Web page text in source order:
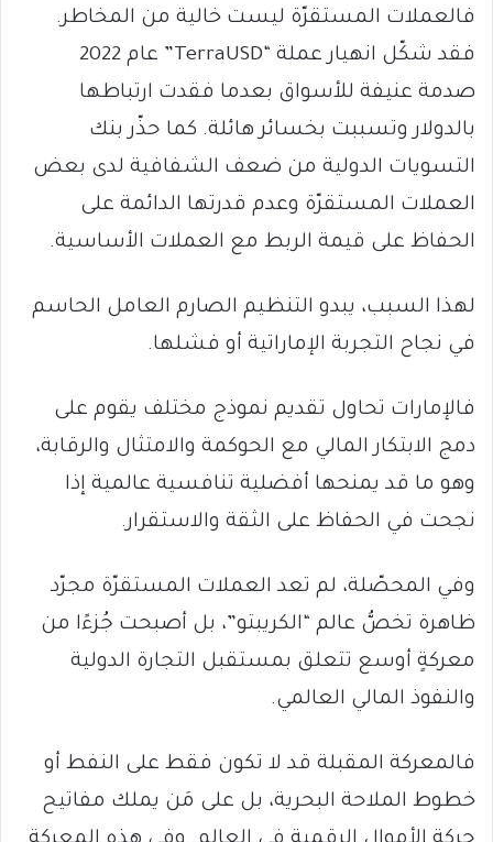
فالعملات المستقرّة ليست خالية من المخاطر.
فقد شكّل انهيار عملة “TerraUSD” عام 2022
صدمة عنيفة للأسواق بعدما فقدت ارتباطها
بالدولار وتسببت بخسائر هائلة. كما حذّر بنك
التسويات الدولية من ضعف الشفافية لدى بعض
العملات المستقرّة وعدم قدرتها الدائمة على
الحفاظ على قيمة الربط مع العملات الأساسية.
لهذا السبب، يبدو التنظيم الصارم العامل الحاسم
في نجاح التجربة الإماراتية أو فشلها.
فالإمارات تحاول تقديم نموذج مختلف يقوم على
دمج الابتكار المالي مع الحوكمة والامتثال والرقابة،
وهو ما قد يمنحها أفضلية تنافسية عالمية إذا
نجحت في الحفاظ على الثقة والاستقرار.
وفي المحصّلة، لم تعد العملات المستقرّة مجرّد
ظاهرة تخصُّ عالم “الكريبتو”، بل أصبحت جُزءًا من
معركةٍ أوسع تتعلق بمستقبل التجارة الدولية
والنفوذ المالي العالمي.
فالمعركة المقبلة قد لا تكون فقط على النفط أو
خطوط الملاحة البحرية، بل على مَن يملك مفاتيح